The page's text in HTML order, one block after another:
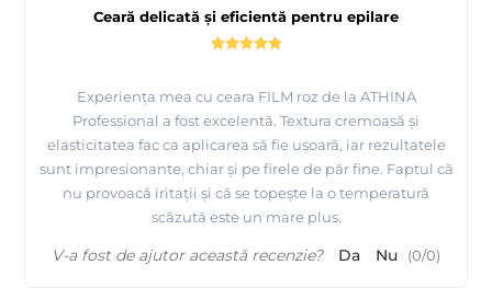
Ceară delicată și eficientă pentru epilare
Experiența mea cu ceara FILM roz de la ATHINA
Professional a fost excelentă. Textura cremoasă și
elasticitatea fac ca aplicarea să fie ușoară, iar rezultatele
sunt impresionante, chiar și pe firele de păr fine. Faptul că
nu provoacă iritații și că se topește la o temperatură
scăzută este un mare plus.
V-a fost de ajutor această recenzie? Da Nu (0/0)